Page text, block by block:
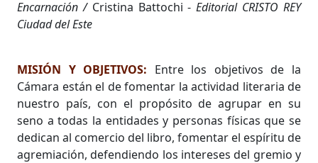
Encarnación / Cristina Battochi -Editorial CRISTO REY
Ciudad del Este
MISIÓN Y OBJETIVOS: Entre los objetivos de la
Cámara están el de fomentar la actividad literaria de
nuestro país, con el propósito de agrupar en su
seno a todas la entidades y personas físicas que se
dedican al comercio del libro, fomentar el espíritu de
agremiación, defendiendo los intereses del gremio y